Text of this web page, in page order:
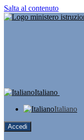
Salta al contenuto
Italiano
Italiano
Accedi